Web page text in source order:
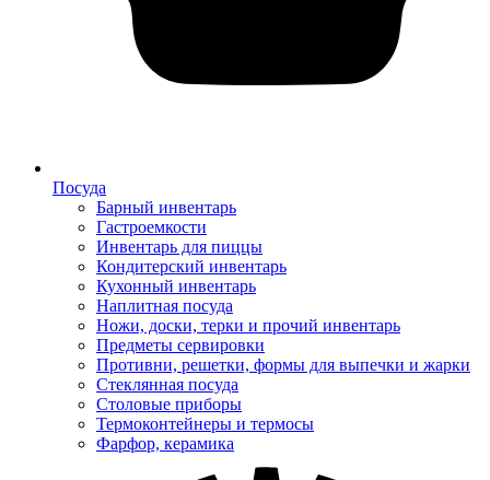
Посуда
Барный инвентарь
Гастроемкости
Инвентарь для пиццы
Кондитерский инвентарь
Кухонный инвентарь
Наплитная посуда
Ножи, доски, терки и прочий инвентарь
Предметы сервировки
Противни, решетки, формы для выпечки и жарки
Стеклянная посуда
Столовые приборы
Термоконтейнеры и термосы
Фарфор, керамика